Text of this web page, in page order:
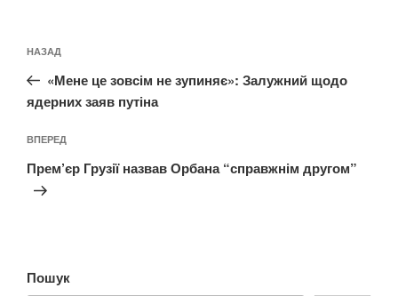
записів
Попередній
запис:
НАЗАД
«Мене це зовсім не зупиняє»: Залужний щодо
ядерних заяв путіна
Наступний
запис
ВПЕРЕД
Прем’єр Грузії назвав Орбана “справжнім другом”
Пошук